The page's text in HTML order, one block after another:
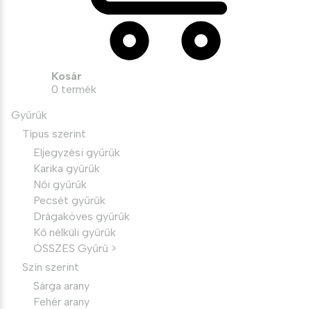
Kosár
0 termék
Gyűrűk
Típus szerint
Eljegyzési gyűrűk
Karika gyűrűk
Női gyűrűk
Pecsét gyűrűk
Drágaköves gyűrűk
Kő nélküli gyűrűk
ÖSSZES Gyűrű >
Szín szerint
Sárga arany
Fehér arany